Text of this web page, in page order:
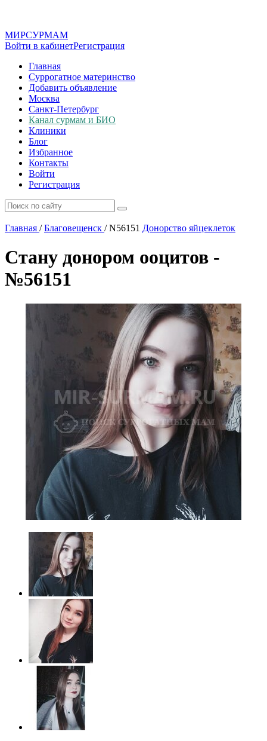
МИРСУРМАМ
Войти в кабинетРегистрация
Главная
Суррогатное материнство
Добавить объявление
Москва
Санкт-Петербург
Канал сурмам и БИО
Клиники
Блог
Избранное
Контакты
Войти
Регистрация
Главная / Благовещенск /N56151 Донорство яйцеклеток
Стану донором ооцитов -
№56151